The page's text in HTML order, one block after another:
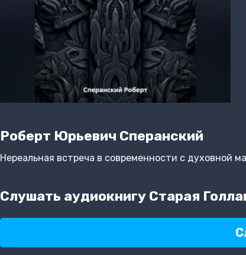
Роберт Юрьевич Сперанский
Нереальная встреча в современности с духовной
Слушать аудиокнигу Старая